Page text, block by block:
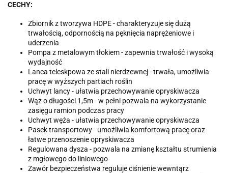
CECHY:
Zbiornik z tworzywa HDPE - charakteryzuje się dużą
trwałością, odpornością na pęknięcia naprężeniowe i
uderzenia
Pompa z metalowym tłokiem - zapewnia trwałość i wysoką
wydajność
Lanca teleskpowa ze stali nierdzewnej - trwała, umożliwia
pracę w wyższych partiach roślin
Uchwyt lancy - ułatwia przechowywanie opryskiwacza
Wąż o długości 1,5m - w pełni pozwala na wykorzystanie
zasięgu ramion podczas pracy
Uchwyt węża - ułatwia przechowywanie opryskiwacza
Pasek transportowy - umożliwia komfortową pracę oraz
łatwe przenoszenie opryskiwacza
Regulowana dysza - pozwala na zmianę kształtu strumienia
z mgłowego do liniowego
Zawór bezpieczeństwa reguluje ciśnienie wewntąrz